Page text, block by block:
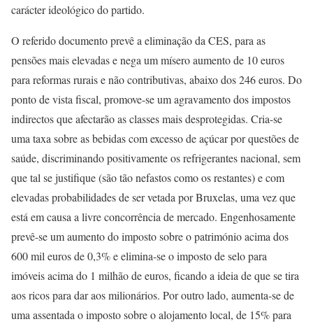
carácter ideológico do partido.
O referido documento prevê a eliminação da CES, para as
pensões mais elevadas e nega um mísero aumento de 10 euros
para reformas rurais e não contributivas, abaixo dos 246 euros. Do
ponto de vista fiscal, promove-se um agravamento dos impostos
indirectos que afectarão as classes mais desprotegidas. Cria-se
uma taxa sobre as bebidas com excesso de açúcar por questões de
saúde, discriminando positivamente os refrigerantes nacional, sem
que tal se justifique (são tão nefastos como os restantes) e com
elevadas probabilidades de ser vetada por Bruxelas, uma vez que
está em causa a livre concorrência de mercado. Engenhosamente
prevê-se um aumento do imposto sobre o património acima dos
600 mil euros de 0,3% e elimina-se o imposto de selo para
imóveis acima do 1 milhão de euros, ficando a ideia de que se tira
aos ricos para dar aos milionários. Por outro lado, aumenta-se de
uma assentada o imposto sobre o alojamento local, de 15% para